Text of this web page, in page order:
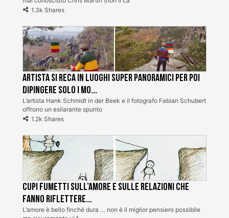
1.3k Shares
Artista si reca in luoghi super panoramici per poi
dipingere solo i mo...
L’artista Hank Schmidt in der Beek e il fotografo Fabian Schubert
offrono un esilarante spunto
1.2k Shares
Cupi fumetti sull’amore e sulle relazioni che
fanno riflettere...
L’amore è bello finché dura … non è il miglior pensiero possibile